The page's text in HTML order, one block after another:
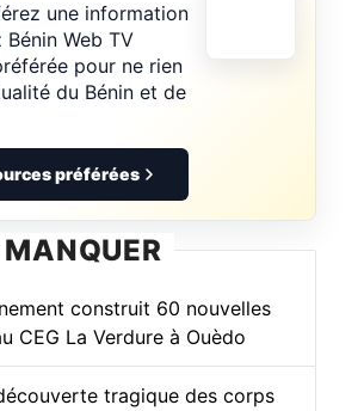
une information
Web TV
pour ne rien
du Bénin et de
préférées
construit 60 nouvelles
CEG La Verdure à Ouèdo
tragique des corps